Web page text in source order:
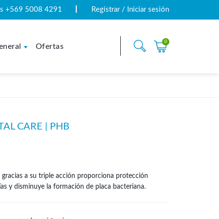
+569 5008 4291 Registrar / Iniciar sesión
Ofertas
0
CARE | PHB
gracias a su triple acción proporciona protección
y disminuye la formación de placa bacteriana.